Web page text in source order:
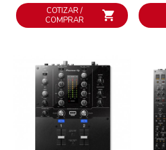
COTIZAR /
COMPRAR